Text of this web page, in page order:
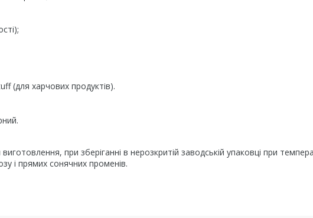
(для харчових продуктів).
виготовлення, при зберіганні в нерозкритій заводській упаковці при
і прямих сонячних променів.